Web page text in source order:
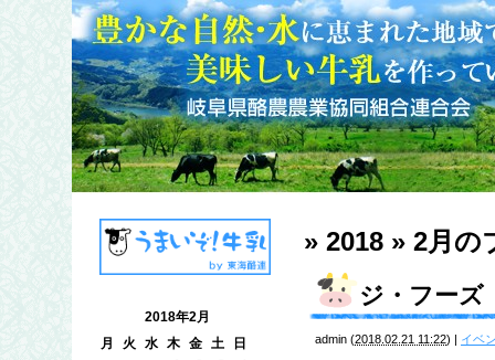
» 2018 » 2月 の
ジ・フーズ
admin (2018.02.21 11:22) | イベ
2018年2月
月
火 水 木 金 土
日